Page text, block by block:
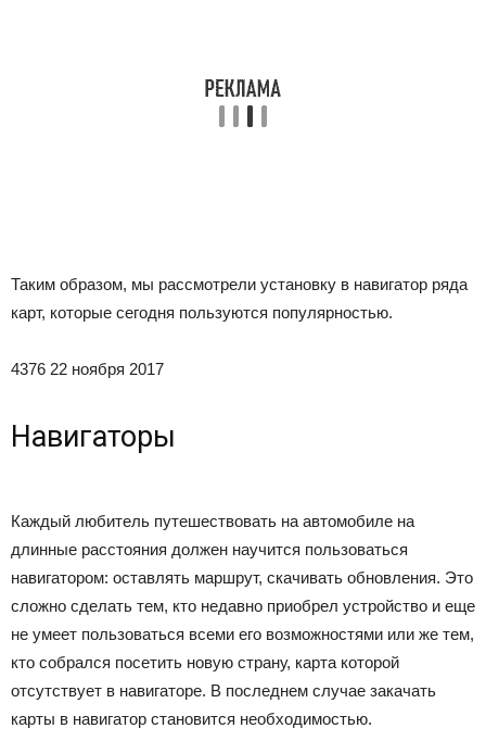
Таким образом, мы рассмотрели установку в навигатор ряда
карт, которые сегодня пользуются популярностью.
4376 22 ноября 2017
Навигаторы
Каждый любитель путешествовать на автомобиле на
длинные расстояния должен научится пользоваться
навигатором: оставлять маршрут, скачивать обновления. Это
сложно сделать тем, кто недавно приобрел устройство и еще
не умеет пользоваться всеми его возможностями или же тем,
кто собрался посетить новую страну, карта которой
отсутствует в навигаторе. В последнем случае закачать
карты в навигатор становится необходимостью.